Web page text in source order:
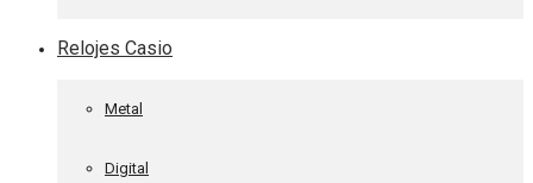
Relojes Casio
Metal
Digital